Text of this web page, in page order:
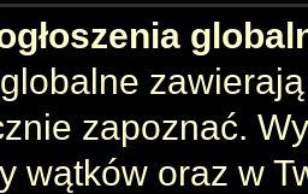
zapoznać.
wątków oraz w